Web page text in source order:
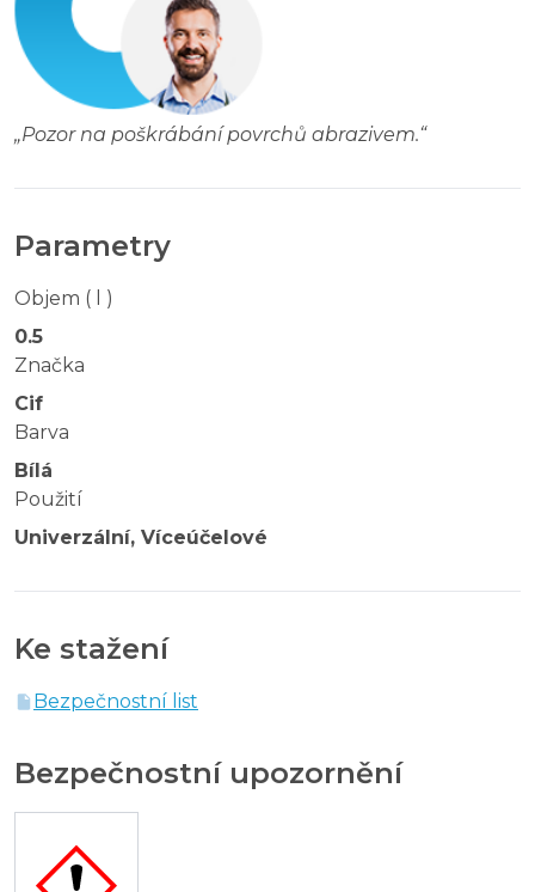
„Pozor na poškrábání povrchů abrazivem.“
Parametry
Objem ( l )
0.5
Značka
Cif
Barva
Bílá
Použití
Univerzální, Víceúčelové
Ke stažení
Bezpečnostní list
Bezpečnostní upozornění